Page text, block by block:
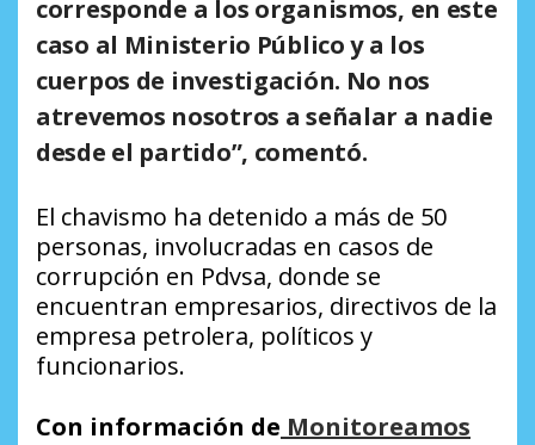
corresponde a los organismos, en este
caso al Ministerio Público y a los
cuerpos de investigación. No nos
atrevemos nosotros a señalar a nadie
desde el partido”, comentó.
El chavismo ha detenido a más de 50
personas, involucradas en casos de
corrupción en Pdvsa, donde se
encuentran empresarios, directivos de la
empresa petrolera, políticos y
funcionarios.
Con información de Monitoreamos